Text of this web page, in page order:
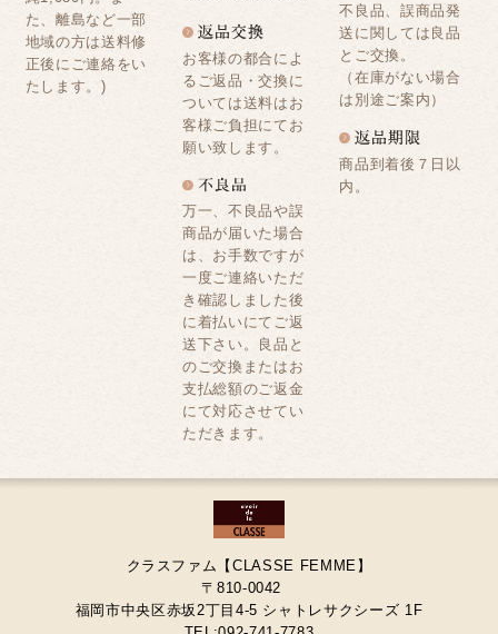
た、離島など一部
地域の方は送料修
正後にご連絡をい
たします。)
お客様の都合によ
るご返品・交換に
ついては送料はお
客様ご負担にてお
願い致します。
万一、不良品や誤
商品が届いた場合
は、お手数ですが
一度ご連絡いただ
き確認しました後
に着払いにてご返
送下さい。良品と
のご交換またはお
支払総額のご返金
にて対応させてい
ただきます。
不良品、誤商品発
送に関しては良品
とご交換。
（在庫がない場合
は別途ご案内）
商品到着後７日以
内。
クラスファム【CLASSE FEMME】
〒810-0042
福岡市中央区赤坂2丁目4-5 シャトレサクシーズ 1F